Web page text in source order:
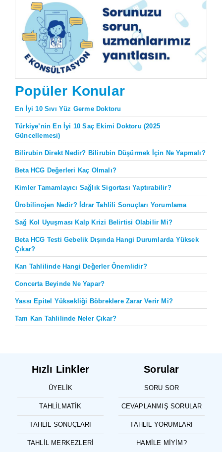
Popüler Konular
En İyi 10 Sıvı Yüz Germe Doktoru
Türkiye’nin En İyi 10 Saç Ekimi Doktoru (2025
Güncellemesi)
Bilirubin Direkt Nedir? Bilirubin Düşürmek İçin Ne Yapmalı?
Beta HCG Değerleri Kaç Olmalı?
Kimler Tamamlayıcı Sağlık Sigortası Yaptırabilir?
Ürobilinojen Nedir? İdrar Tahlili Sonuçları Yorumlama
Sağ Kol Uyuşması Kalp Krizi Belirtisi Olabilir Mi?
Beta HCG Testi Gebelik Dışında Hangi Durumlarda Yüksek
Çıkar?
Kan Tahlilinde Hangi Değerler Önemlidir?
Concerta Beyinde Ne Yapar?
Yassı Epitel Yüksekliği Böbreklere Zarar Verir Mi?
Tam Kan Tahlilinde Neler Çıkar?
Hızlı Linkler
ÜYELIK
TAHLILMATIK
TAHLIL SONUÇLARI
TAHLIL MERKEZLERI
Sorular
SORU SOR
CEVAPLANMIŞ SORULAR
TAHLIL YORUMLARI
HAMILE MIYIM?